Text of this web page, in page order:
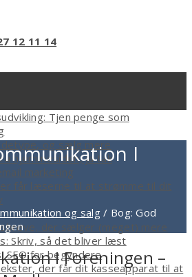
12 11 14
Tjen penge som
og sælg mere
hjemmesiden, ja tak
marketing
får læserne til at strømme til dit
der sælger (meget) mere
Skriv, så det bliver læst
SEO for begyndere
der får dit kasseapparat til at
I
og salg/ Bog: God
I Foreningen –